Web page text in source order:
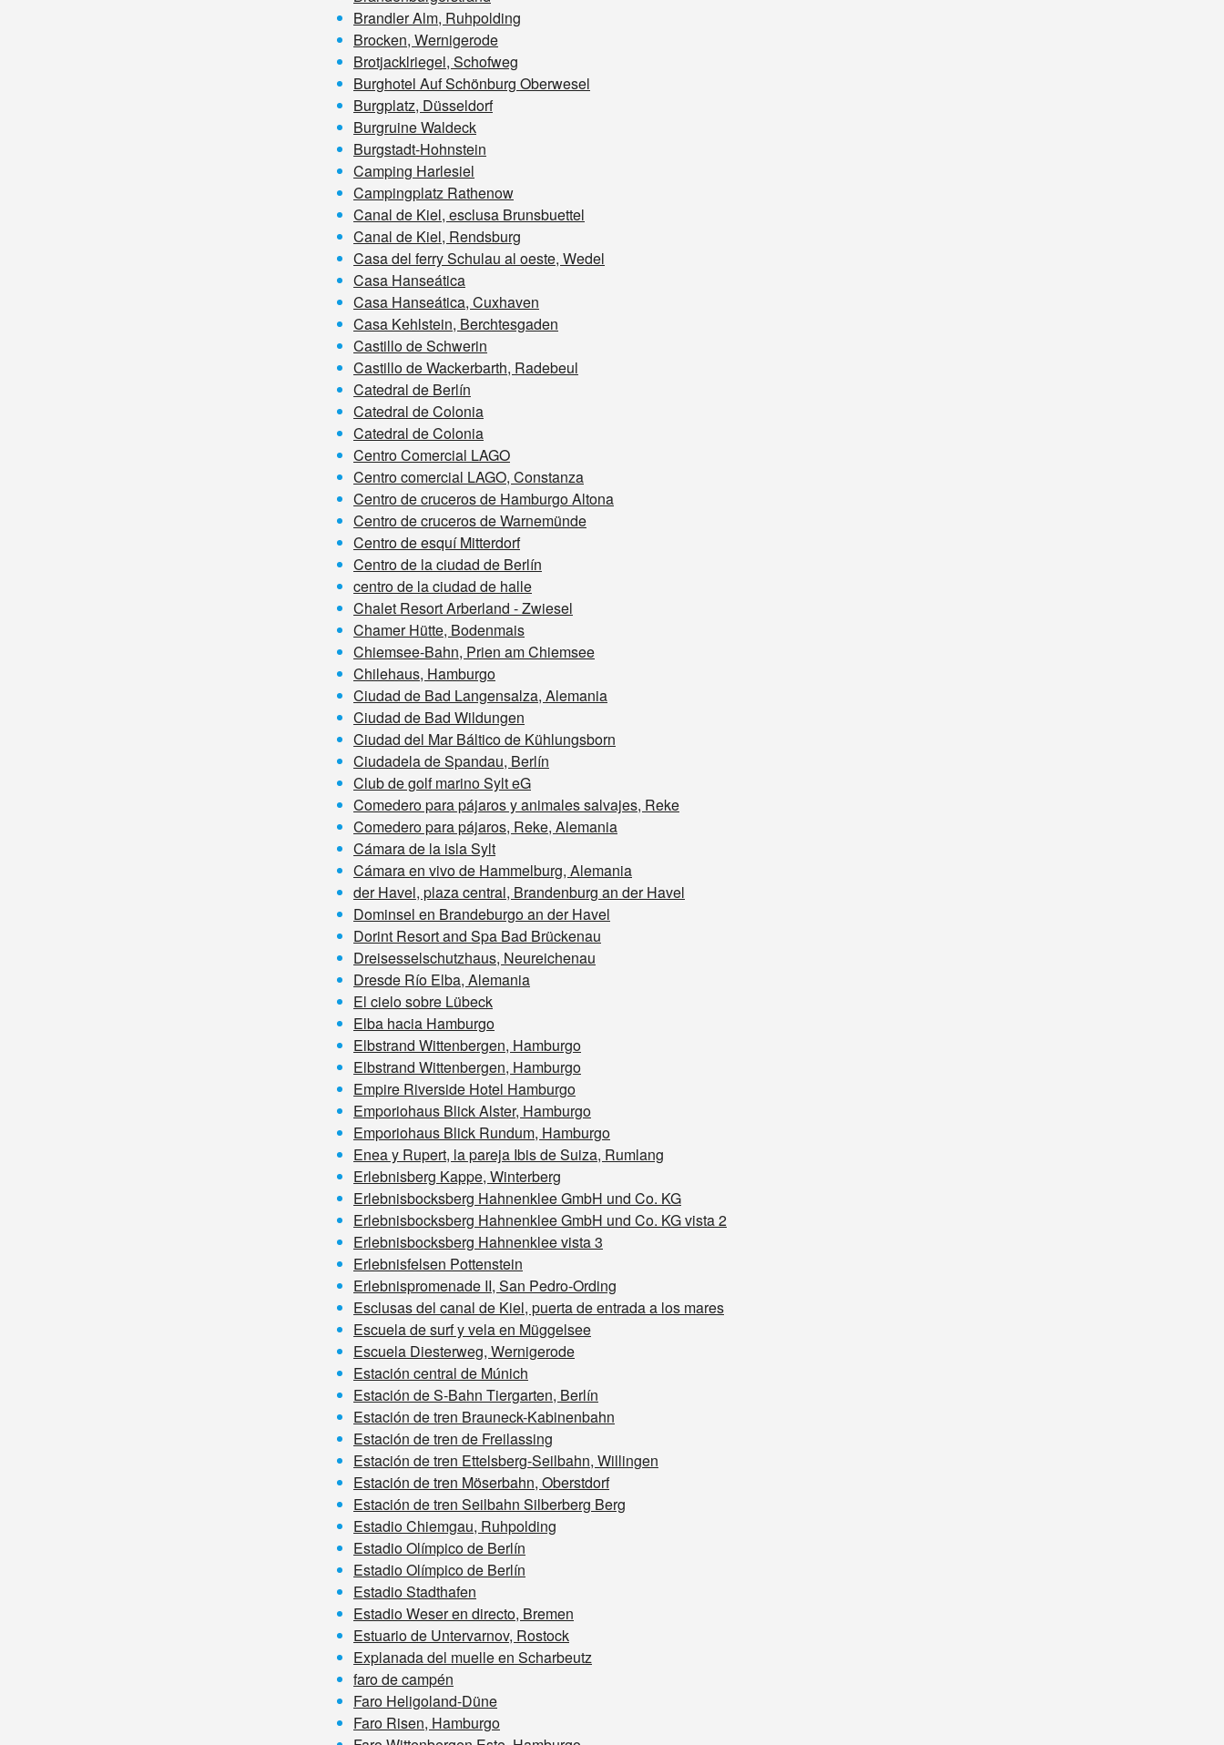
Brandler Alm, Ruhpolding
Brocken, Wernigerode
Brotjacklriegel, Schofweg
Burghotel Auf Schönburg Oberwesel
Burgplatz, Düsseldorf
Burgruine Waldeck
Burgstadt-Hohnstein
Camping Harlesiel
Campingplatz Rathenow
Canal de Kiel, esclusa Brunsbuettel
Canal de Kiel, Rendsburg
Casa del ferry Schulau al oeste, Wedel
Casa Hanseática
Casa Hanseática, Cuxhaven
Casa Kehlstein, Berchtesgaden
Castillo de Schwerin
Castillo de Wackerbarth, Radebeul
Catedral de Berlín
Catedral de Colonia
Catedral de Colonia
Centro Comercial LAGO
Centro comercial LAGO, Constanza
Centro de cruceros de Hamburgo Altona
Centro de cruceros de Warnemünde
Centro de esquí Mitterdorf
Centro de la ciudad de Berlín
centro de la ciudad de halle
Chalet Resort Arberland - Zwiesel
Chamer Hütte, Bodenmais
Chiemsee-Bahn, Prien am Chiemsee
Chilehaus, Hamburgo
Ciudad de Bad Langensalza, Alemania
Ciudad de Bad Wildungen
Ciudad del Mar Báltico de Kühlungsborn
Ciudadela de Spandau, Berlín
Club de golf marino Sylt eG
Comedero para pájaros y animales salvajes, Reke
Comedero para pájaros, Reke, Alemania
Cámara de la isla Sylt
Cámara en vivo de Hammelburg, Alemania
der Havel, plaza central, Brandenburg an der Havel
Dominsel en Brandeburgo an der Havel
Dorint Resort and Spa Bad Brückenau
Dreisesselschutzhaus, Neureichenau
Dresde Río Elba, Alemania
El cielo sobre Lübeck
Elba hacia Hamburgo
Elbstrand Wittenbergen, Hamburgo
Elbstrand Wittenbergen, Hamburgo
Empire Riverside Hotel Hamburgo
Emporiohaus Blick Alster, Hamburgo
Emporiohaus Blick Rundum, Hamburgo
Enea y Rupert, la pareja Ibis de Suiza, Rumlang
Erlebnisberg Kappe, Winterberg
Erlebnisbocksberg Hahnenklee GmbH und Co. KG
Erlebnisbocksberg Hahnenklee GmbH und Co. KG vista 2
Erlebnisbocksberg Hahnenklee vista 3
Erlebnisfelsen Pottenstein
Erlebnispromenade II, San Pedro-Ording
Esclusas del canal de Kiel, puerta de entrada a los mares
Escuela de surf y vela en Müggelsee
Escuela Diesterweg, Wernigerode
Estación central de Múnich
Estación de S-Bahn Tiergarten, Berlín
Estación de tren Brauneck-Kabinenbahn
Estación de tren de Freilassing
Estación de tren Ettelsberg-Seilbahn, Willingen
Estación de tren Möserbahn, Oberstdorf
Estación de tren Seilbahn Silberberg Berg
Estadio Chiemgau, Ruhpolding
Estadio Olímpico de Berlín
Estadio Olímpico de Berlín
Estadio Stadthafen
Estadio Weser en directo, Bremen
Estuario de Untervarnov, Rostock
Explanada del muelle en Scharbeutz
faro de campén
Faro Heligoland-Düne
Faro Risen, Hamburgo